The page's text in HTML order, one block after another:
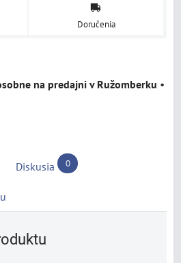
Doručenia
na predajni v Ružomberku •
Diskusia 0